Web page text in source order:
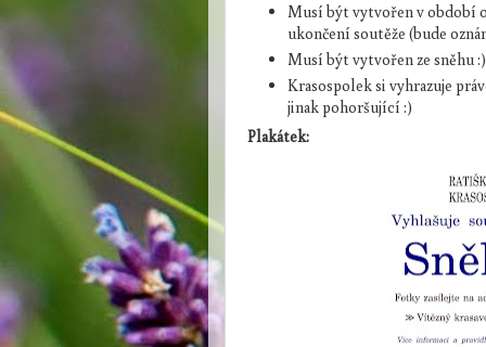
Musí být vytvořen v období
ukončení soutěže (bude
Musí být vytvořen ze sněhu :)
Krasospolek si vyhrazuje
jinak pohoršující :)
Plakátek: